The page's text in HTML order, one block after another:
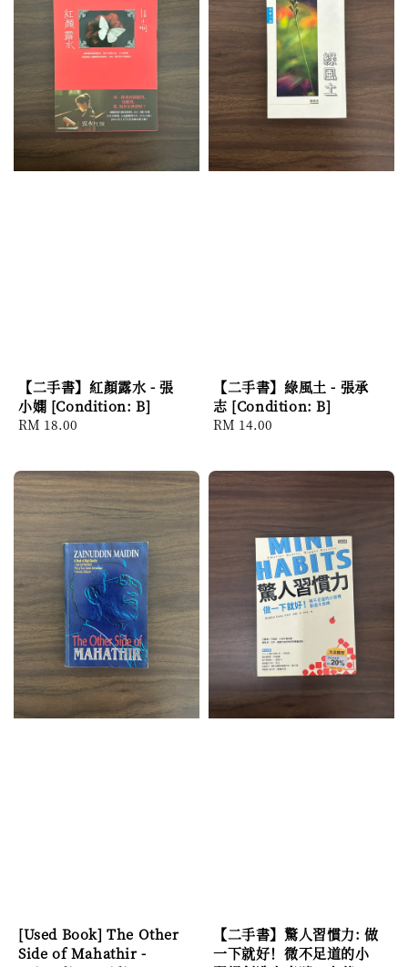
【二手書】紅顏露水 - 張
小嫻 [Condition: B]
Regular
RM 18.00
【二手書】綠風土 - 張承
志 [Condition: B]
Regular
RM 14.00
[Used Book] The Other
Side of Mahathir -
【二手書】驚人習慣力: 做
一下就好！微不足道的小